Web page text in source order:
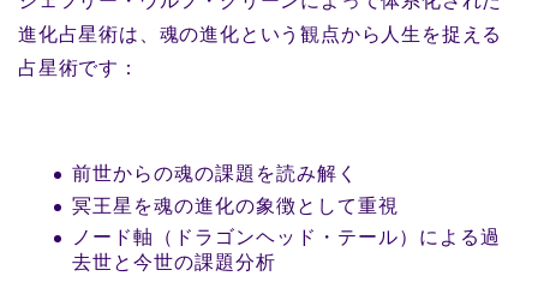
進化占星術は、魂の進化という観点から人生を捉える
占星術です：
前世からの魂の課題を読み解く
冥王星を魂の進化の象徴として重視
ノード軸（ドラゴンヘッド・テール）による過
去世と今世の課題分析